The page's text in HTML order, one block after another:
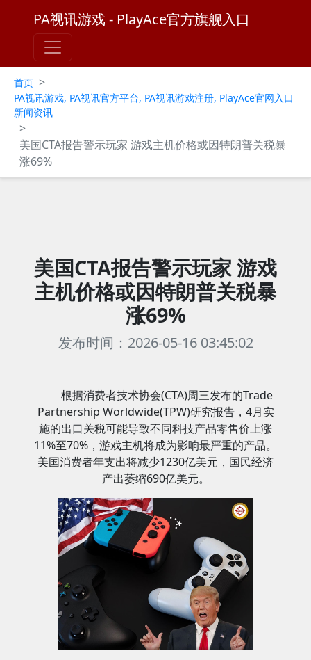
PA视讯游戏 - PlayAce官方旗舰入口
首页 >
PA视讯游戏, PA视讯官方平台, PA视讯游戏注册, PlayAce官网入口
新闻资讯
>
美国CTA报告警示玩家 游戏主机价格或因特朗普关税暴
涨69%
美国CTA报告警示玩家 游戏
主机价格或因特朗普关税暴
涨69%
发布时间：2026-05-16 03:45:02
根据消费者技术协会(CTA)周三发布的Trade
Partnership Worldwide(TPW)研究报告，4月实
施的出口关税可能导致不同科技产品零售价上涨
11%至70%，游戏主机将成为影响最严重的产品。
美国消费者年支出将减少1230亿美元，国民经济
产出萎缩690亿美元。